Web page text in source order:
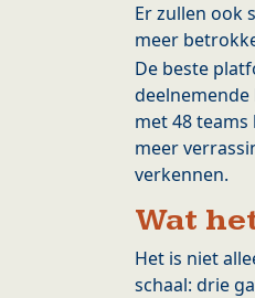
Er zullen ook
meer
De beste
met 48
meer
verkennen.
Wat
Het is niet
schaal: drie